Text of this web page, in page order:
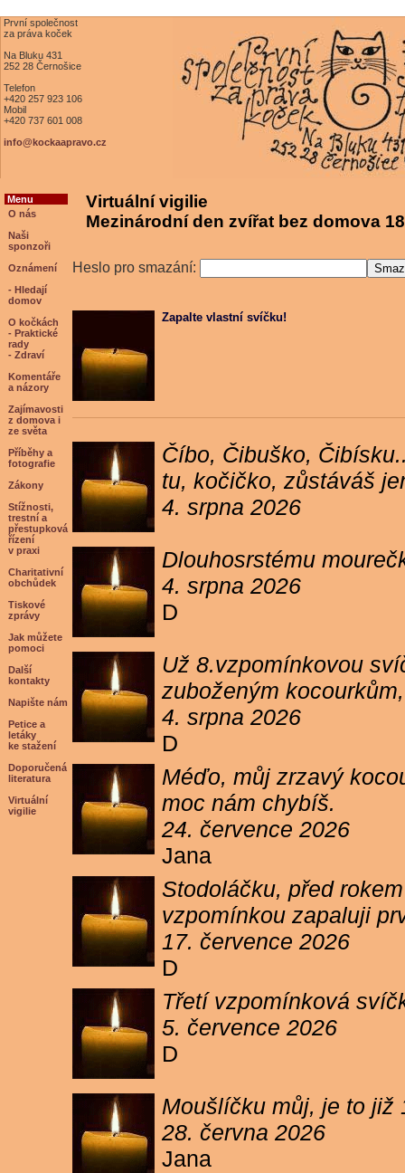
První společnost
za práva koček
Na Bluku 431
252 28 Černošice
Telefon
+420 257 923 106
Mobil
+420 737 601 008
info@kockaapravo.cz
Menu
O nás
Naši
sponzoři
Oznámení
- Hledají
domov
O kočkách
- Praktické
rady
- Zdraví
Komentáře
a názory
Zajímavosti
z domova i
ze světa
Příběhy a
fotografie
Zákony
Stížnosti,
trestní a
přestupková
řízení
v praxi
Charitativní
obchůdek
Tiskové
zprávy
Jak můžete
pomoci
Další
kontakty
Napište nám
Petice a
letáky
ke stažení
Doporučená
literatura
Virtuální
vigilie
Virtuální vigilie
Mezinárodní den zvířat bez domova
Heslo pro smazání:
Zapalte vlastní svíčku!
Číbo, Čibuško,
tu, kočičko, zůstáváš
4. srpna 2026
Dlouhosrstému
4. srpna 2026
D
Už 8.vzpomínkovou
zuboženým
4. srpna 2026
D
Méďo, můj zrzavý
moc nám chybíš.
24. července 2026
Jana
Stodoláčku, před
vzpomínkou zapaluji
17. července 2026
D
Třetí vzpomínková
5. července 2026
D
Moušlíčku můj, je to již
28. června 2026
Jana